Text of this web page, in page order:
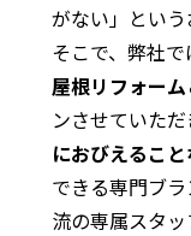
がない」という
そこで、弊社で
屋根リフォー
ンさせていた
におびえること
できる専門ブ
流の専属スタッ